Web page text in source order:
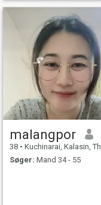
malangpor
38 • Kuchinarai, Kalasin, Thailand
Søger: Mand 34 - 55